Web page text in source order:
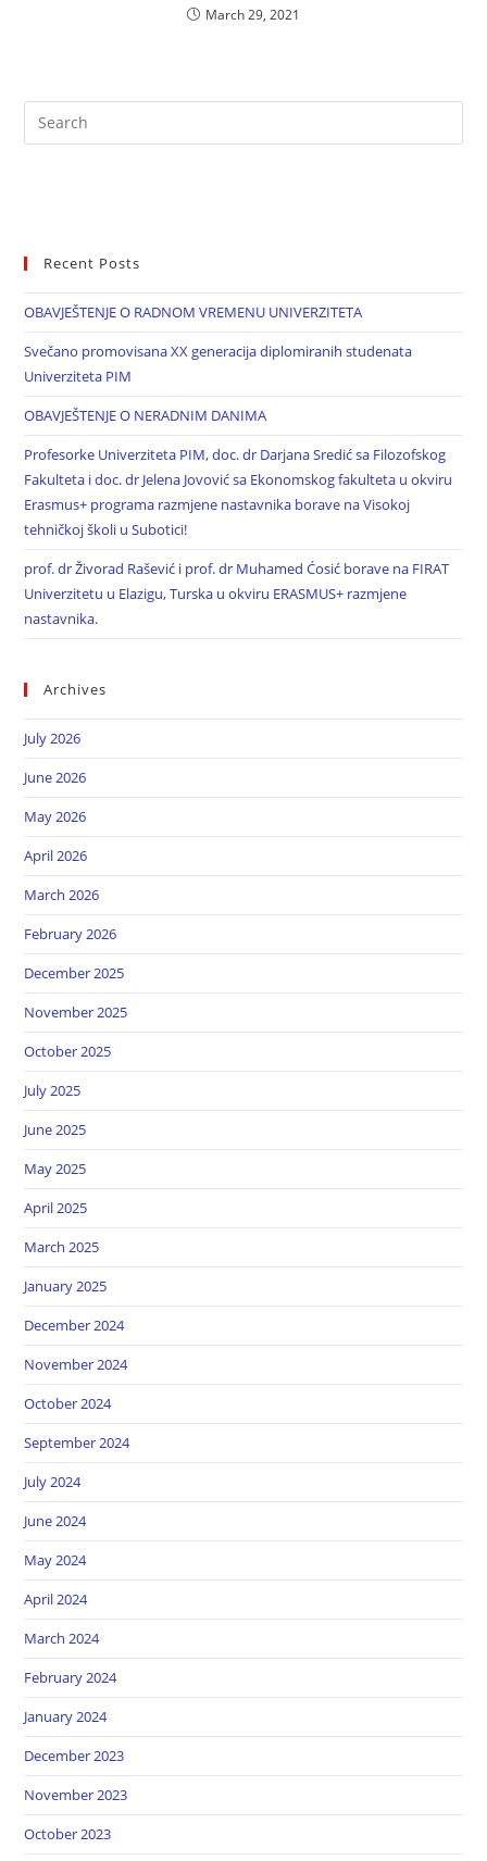
March 29, 2021
Recent Posts
OBAVJEŠTENJE O RADNOM VREMENU UNIVERZITETA
Svečano promovisana XX generacija diplomiranih studenata
Univerziteta PIM
OBAVJEŠTENJE O NERADNIM DANIMA
Profesorke Univerziteta PIM, doc. dr Darjana Sredić sa Filozofskog
Fakulteta i doc. dr Jelena Jovović sa Ekonomskog fakulteta u okviru
Erasmus+ programa razmjene nastavnika borave na Visokoj
tehničkoj školi u Subotici!
prof. dr Živorad Rašević i prof. dr Muhamed Ćosić borave na FIRAT
Univerzitetu u Elazigu, Turska u okviru ERASMUS+ razmjene
nastavnika.
Archives
July 2026
June 2026
May 2026
April 2026
March 2026
February 2026
December 2025
November 2025
October 2025
July 2025
June 2025
May 2025
April 2025
March 2025
January 2025
December 2024
November 2024
October 2024
September 2024
July 2024
June 2024
May 2024
April 2024
March 2024
February 2024
January 2024
December 2023
November 2023
October 2023